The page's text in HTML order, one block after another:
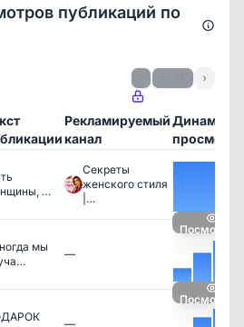
публикаций по
›
Рекламируемый
канал
Динамика
…
Секреты
женского стиля
|…
мы
—
—